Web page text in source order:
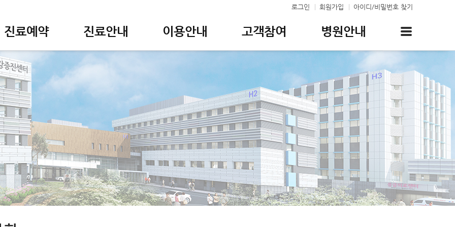
로그인 회원가입 아이디/비밀번호 찾기
진료예약 진료안내 이용안내 고객참여 병원안내